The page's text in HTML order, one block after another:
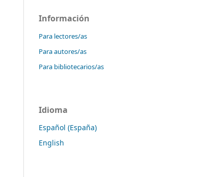
Información
Para lectores/as
Para autores/as
Para bibliotecarios/as
Idioma
Español (España)
English